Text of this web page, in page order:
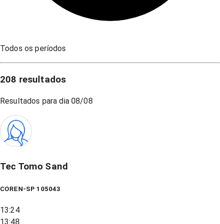
Todos os períodos
208 resultados
Resultados para dia 08/08
Tec Tomo Sand
COREN-SP 105043
13:24
13:48